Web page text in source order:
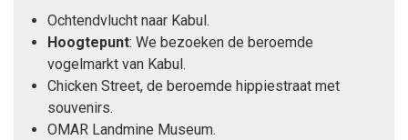
Ochtendvlucht naar Kabul.
Hoogtepunt: We bezoeken de beroemde
vogelmarkt van Kabul.
Chicken Street, de beroemde hippiestraat met
souvenirs.
OMAR Landmine Museum.